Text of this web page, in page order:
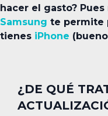
hacer el gasto?
Samsung te permite
tienes iPhone
¿DE QUÉ